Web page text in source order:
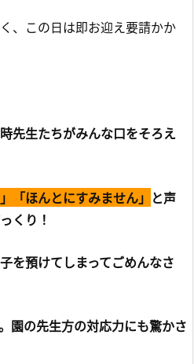
、この日は即お迎え要請かか
先生たちがみんな口をそろえ
「ほんとにすみません」 と声
くり！
を預けてしまってごめんなさ
園の先生方の対応力にも驚かさ